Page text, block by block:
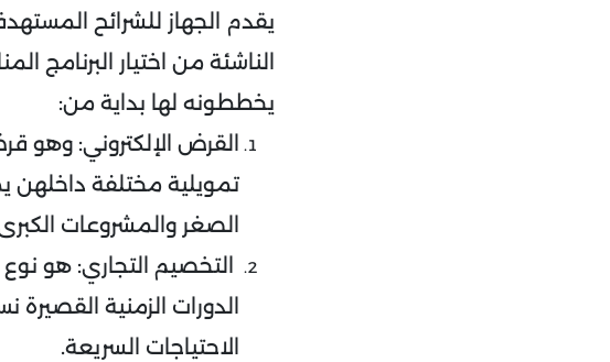
يقدم الجهاز للشرائح
الناشئة من اختيار
يخططونه لها بداية من:
القرض الإلكتروني: وهو
تمويلية مختلفة داخلهن
الصغر والمشروعات
التخصيم التجاري: هو
الدورات الزمنية
الاحتياجات السريعة.